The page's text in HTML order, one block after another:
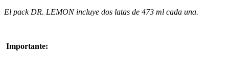
El pack DR. LEMON incluye dos latas de 473 ml cada una.
Importante: